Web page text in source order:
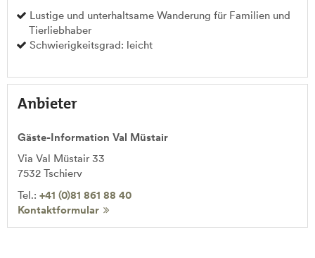
Lustige und unterhaltsame Wanderung für Familien und
Tierliebhaber
Schwierigkeitsgrad: leicht
Anbieter
Gäste-Information Val Müstair
Via Val Müstair 33
7532 Tschierv
Tel.: +41 (0)81 861 88 40
Kontaktformular